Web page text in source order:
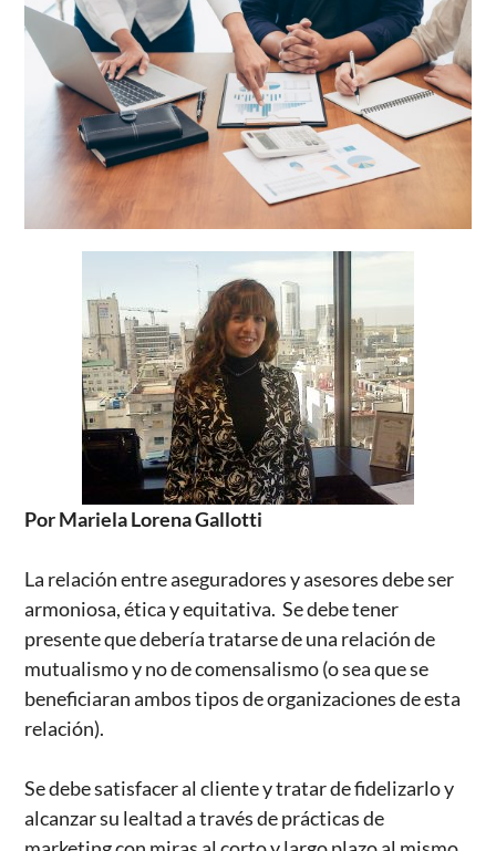
Por Mariela Lorena Gallotti
La relación entre aseguradores y asesores debe ser
armoniosa, ética y equitativa. Se debe tener
presente que debería tratarse de una relación de
mutualismo y no de comensalismo (o sea que se
beneficiaran ambos tipos de organizaciones de esta
relación).
Se debe satisfacer al cliente y tratar de fidelizarlo y
alcanzar su lealtad a través de prácticas de